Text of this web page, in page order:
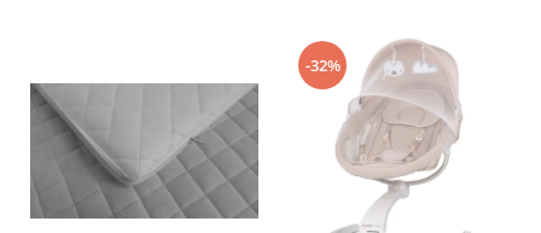
Patine de gheata
Patine gheata reglabile
Patine gheata fixe
Corturi si casute copii
Baschet
-32%